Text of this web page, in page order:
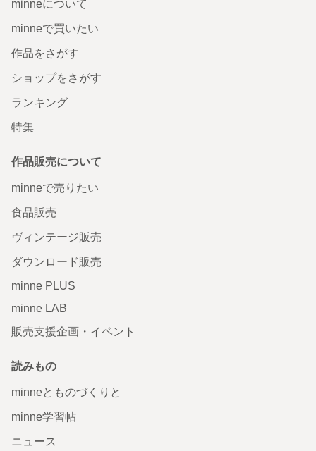
minneについて
minneで買いたい
作品をさがす
ショップをさがす
ランキング
特集
作品販売について
minneで売りたい
食品販売
ヴィンテージ販売
ダウンロード販売
minne PLUS
minne LAB
販売支援企画・イベント
読みもの
minneとものづくりと
minne学習帖
ニュース